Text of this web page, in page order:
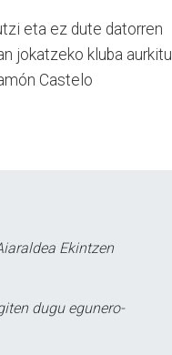
eta ez dute datorren
jokatzeko kluba aurkitu
Castelo
Ekintzen
dugu egunero-